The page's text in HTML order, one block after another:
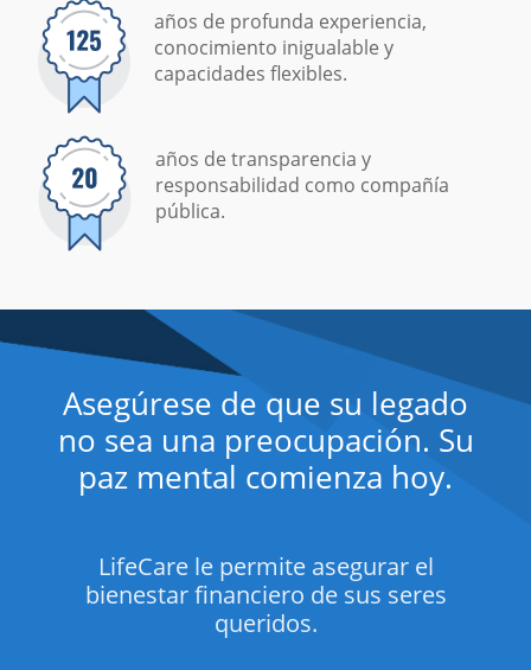
años de profunda experiencia,
conocimiento inigualable y
capacidades flexibles.
años de transparencia y
responsabilidad como compañía
pública.
Asegúrese de que su legado
no sea una preocupación. Su
paz mental comienza hoy.
LifeCare le permite asegurar el
bienestar financiero de sus seres
queridos.